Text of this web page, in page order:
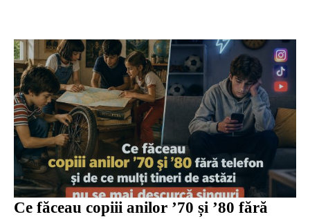
Ce făceau copiii anilor ’70 și ’80 fără